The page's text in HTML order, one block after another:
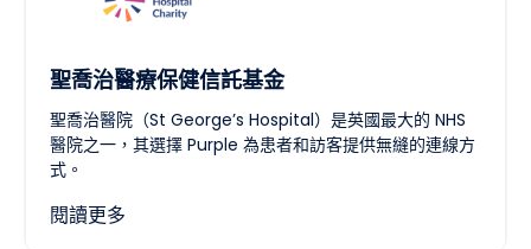
聖喬治醫療保健信託基金
聖喬治醫院（St George’s Hospital）是英國最大的 NHS
醫院之一，其選擇 Purple 為患者和訪客提供無縫的連線方
式。
閱讀更多